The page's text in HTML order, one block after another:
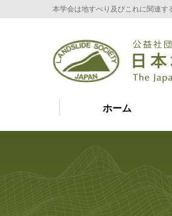
本学会は地すべり及びこれに関連す
ホーム